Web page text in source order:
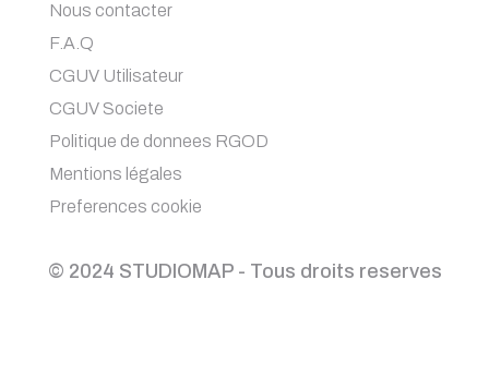
Nous contacter
F.A.Q
CGUV Utilisateur
CGUV Societe
Politique de donnees RGOD
Mentions légales
Preferences cookie
© 2024 STUDIOMAP - Tous droits reserves